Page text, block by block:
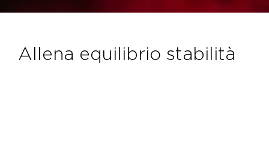
allena equilibrio stabilità